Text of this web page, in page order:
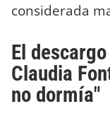
considerada
El
Claudia
no dormía"